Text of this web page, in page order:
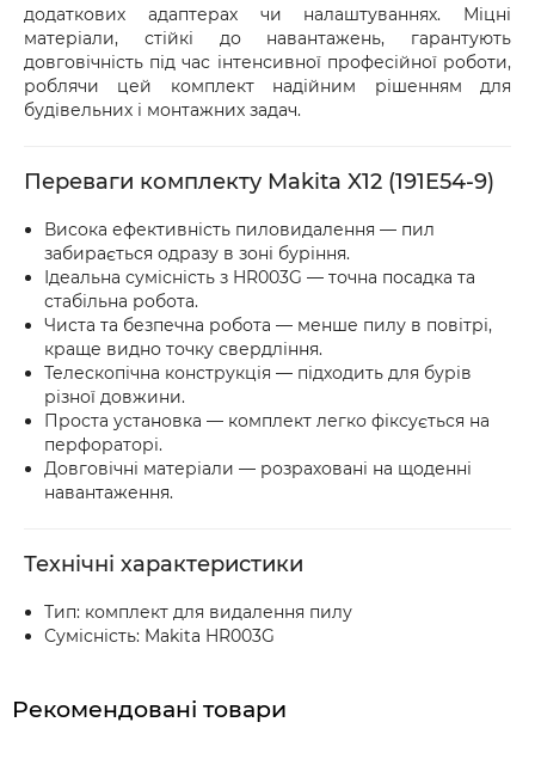
оформіть акт разом із працівником служби
доставки.
додаткових адаптерах чи налаштуваннях. Міцні
матеріали, стійкі до навантажень, гарантують
довговічність під час інтенсивної професійної роботи,
роблячи цей комплект надійним рішенням для
будівельних і монтажних задач.
Переваги комплекту Makita X12 (191E54-9)
Висока ефективність пиловидалення — пил
забирається одразу в зоні буріння.
Ідеальна сумісність з HR003G — точна посадка та
стабільна робота.
Чиста та безпечна робота — менше пилу в повітрі,
краще видно точку свердління.
Телескопічна конструкція — підходить для бурів
різної довжини.
Проста установка — комплект легко фіксується на
перфораторі.
Довговічні матеріали — розраховані на щоденні
навантаження.
Технічні характеристики
Тип: комплект для видалення пилу
Сумісність: Makita HR003G
Рекомендовані товари